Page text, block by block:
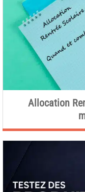
Allocation